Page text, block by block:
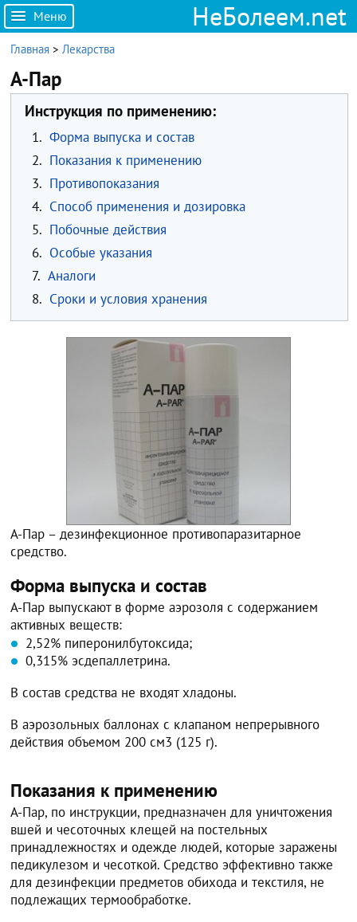
Меню НеБолеем.net
Главная >Лекарства
А-Пар
Инструкция по применению:
1. Форма выпуска и состав
2. Показания к применению
3. Противопоказания
4. Способ применения и дозировка
5. Побочные действия
6. Особые указания
7. Аналоги
8. Сроки и условия хранения
А-Пар – дезинфекционное противопаразитарное
средство.
Форма выпуска и состав
А-Пар выпускают в форме аэрозоля с содержанием
активных веществ:
2,52% пиперонилбутоксида;
0,315% эсдепаллетрина.
В состав средства не входят хладоны.
В аэрозольных баллонах с клапаном непрерывного
действия объемом 200 см3 (125 г).
Показания к применению
А-Пар, по инструкции, предназначен для уничтожения
вшей и чесоточных клещей на постельных
принадлежностях и одежде людей, которые заражены
педикулезом и чесоткой. Средство эффективно также
для дезинфекции предметов обихода и текстиля, не
подлежащих термообработке.